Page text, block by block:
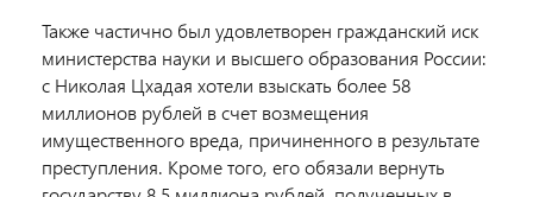
Также частично был удовлетворен гражданский иск
министерства науки и высшего образования России:
с Николая Цхадая хотели взыскать более 58
миллионов рублей в счет возмещения
имущественного вреда, причиненного в результате
преступления. Кроме того, его обязали вернуть